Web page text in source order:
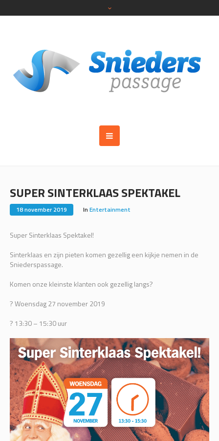
SUPER SINTERKLAAS SPEKTAKEL
18 november 2019 In Entertainment
Super Sinterklaas Spektakel!
Sinterklaas en zijn pieten komen gezellig een kijkje nemen in de
Sniederspassage.
Komen onze kleinste klanten ook gezellig langs?
? Woensdag 27 november 2019
? 13:30 – 15:30 uur